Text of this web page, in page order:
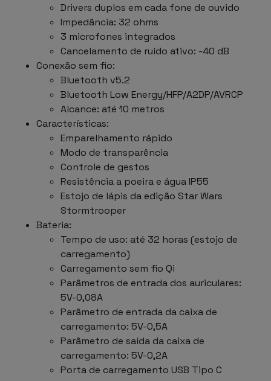
Drivers duplos em cada fone de ouvido
Impedância: 32 ohms
3 microfones integrados
Cancelamento de ruído ativo: -40 dB
Conexão sem fio:
Bluetooth v5.2
Bluetooth Low Energy/HFP/A2DP/AVRCP
Alcance: até 10 metros
Características:
Emparelhamento rápido
Modo de transparência
Controle de gestos
Resistência a poeira e água IP55
Estojo de lápis da edição Star Wars
Stormtrooper
Bateria:
Tempo de uso: até 32 horas (estojo de
carregamento)
Carregamento sem fio Qi
Parâmetros de entrada dos auriculares:
5V-0,08A
Parâmetro de entrada da caixa de
carregamento: 5V-0,5A
Parâmetro de saída da caixa de
carregamento: 5V-0,2A
Porta de carregamento USB Tipo C